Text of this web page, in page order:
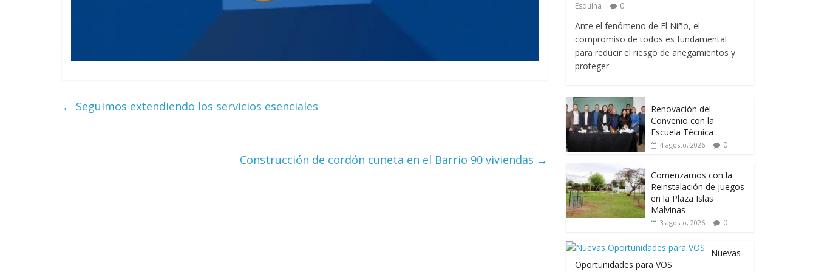
← Seguimos extendiendo los servicios esenciales
Construcción de cordón cuneta en el Barrio 90 viviendas →
Esquina 0
Ante el fenómeno de El Niño, el
compromiso de todos es fundamental
para reducir el riesgo de anegamientos y
proteger
Renovación del
Convenio con la
Escuela Técnica
4 agosto, 2026 0
Comenzamos con la
Reinstalación de juegos
en la Plaza Islas
Malvinas
3 agosto, 2026 0
Nuevas
Oportunidades para VOS